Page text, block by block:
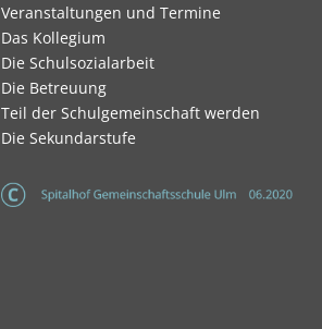
überspringen
Veranstaltungen und Termine
Das Kollegium
Die Schulsozialarbeit
Die Betreuung
Teil der Schulgemeinschaft werden
Die Sekundarstufe